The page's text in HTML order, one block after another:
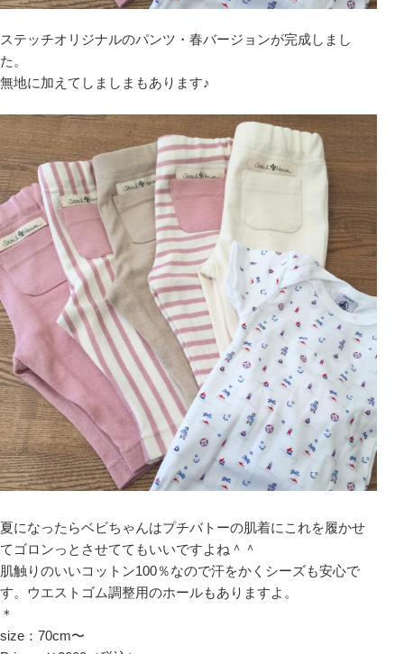
ステッチオリジナルのパンツ・春バージョンが完成しまし
た。
無地に加えてしましまもあります♪
夏になったらベビちゃんはプチバトーの肌着にこれを履かせ
てゴロンっとさせててもいいですよね＾＾
肌触りのいいコットン100％なので汗をかくシーズも安心で
す。ウエストゴム調整用のホールもありますよ。
＊
size：70cm〜